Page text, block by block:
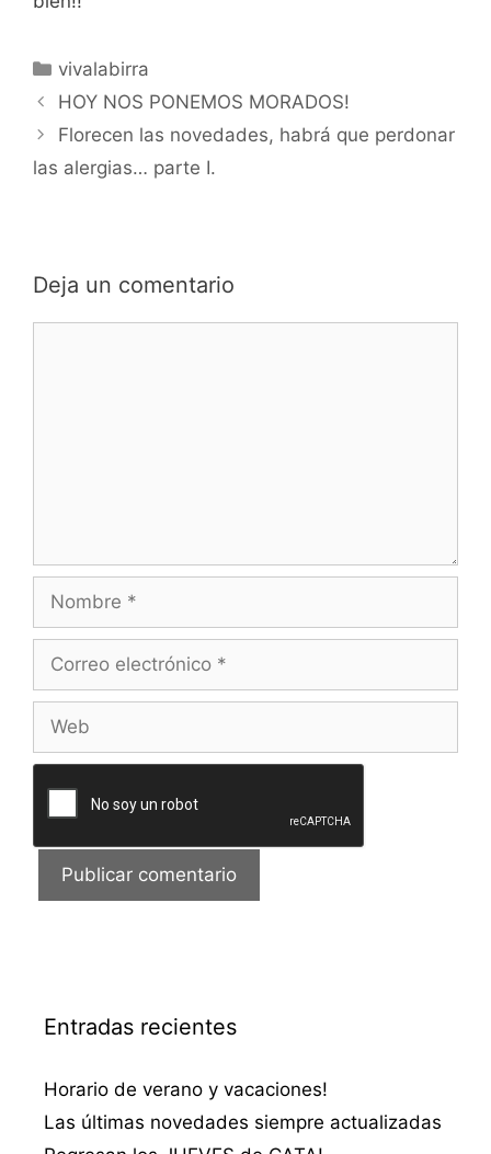
Categorías
vivalabirra
HOY NOS PONEMOS MORADOS!
Florecen las novedades, habrá que perdonar
las alergias… parte I.
Deja un comentario
Nombre
Correo
Web
Entradas recientes
Horario de verano y vacaciones!
Las últimas novedades siempre actualizadas